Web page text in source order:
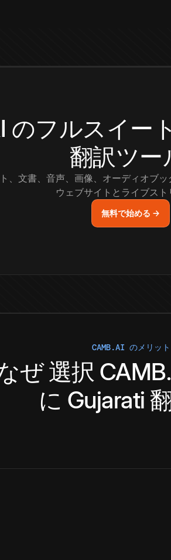
のフルスイー
翻訳ツー
、文書、音声、画像、オーディオブッ
ウェブサイトとライブスト
無料で始める →
CAMB.AI のメリット
ぜ選択
に Gujarati